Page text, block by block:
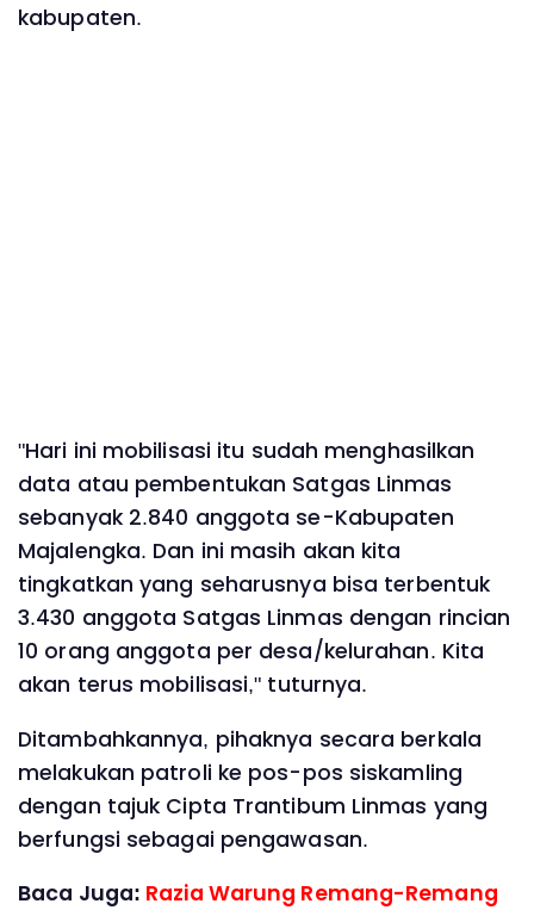
kabupaten.
"Hari ini mobilisasi itu sudah menghasilkan
data atau pembentukan Satgas Linmas
sebanyak 2.840 anggota se-Kabupaten
Majalengka. Dan ini masih akan kita
tingkatkan yang seharusnya bisa terbentuk
3.430 anggota Satgas Linmas dengan rincian
10 orang anggota per desa/kelurahan. Kita
akan terus mobilisasi," tuturnya.
Ditambahkannya, pihaknya secara berkala
melakukan patroli ke pos-pos siskamling
dengan tajuk Cipta Trantibum Linmas yang
berfungsi sebagai pengawasan.
Baca Juga: Razia Warung Remang-Remang